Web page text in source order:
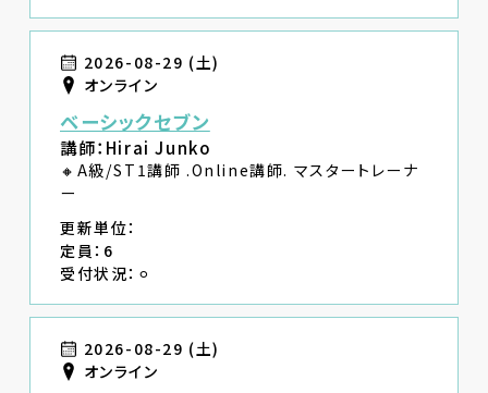
2026-08-29 (土)
オンライン
ベーシックセブン
講師：Hirai Junko
🔸A級/ST1講師 .Online講師. マスタートレーナ
ー
更新単位：
定員：6
受付状況：⚪︎
2026-08-29 (土)
オンライン